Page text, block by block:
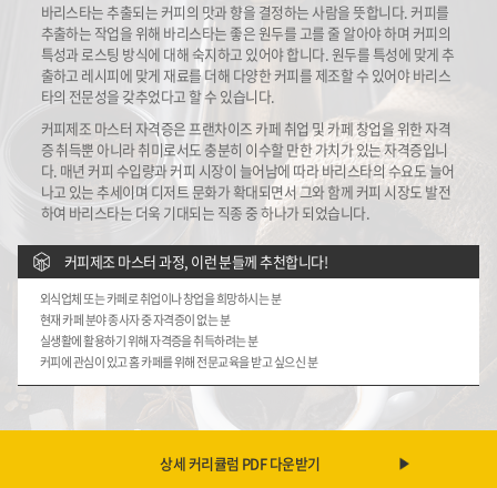
바리스타는 추출되는 커피의 맛과 향을 결정하는 사람을 뜻합니다. 커피를
추출하는 작업을 위해 바리스타는 좋은 원두를 고를 줄 알아야 하며 커피의
특성과 로스팅 방식에 대해 숙지하고 있어야 합니다. 원두를 특성에 맞게 추
출하고 레시피에 맞게 재료를 더해 다양한 커피를 제조할 수 있어야 바리스
타의 전문성을 갖추었다고 할 수 있습니다.
커피제조 마스터 자격증은 프랜차이즈 카페 취업 및 카페 창업을 위한 자격
증 취득뿐 아니라 취미로서도 충분히 이수할 만한 가치가 있는 자격증입니
다. 매년 커피 수입량과 커피 시장이 늘어남에 따라 바리스타의 수요도 늘어
나고 있는 추세이며 디저트 문화가 확대되면서 그와 함께 커피 시장도 발전
하여 바리스타는 더욱 기대되는 직종 중 하나가 되었습니다.
커피제조 마스터 과정, 이런 분들께 추천합니다!
외식업체 또는 카페로 취업이나 창업을 희망하시는 분
현재 카페 분야 종사자 중 자격증이 없는 분
실생활에 활용하기 위해 자격증을 취득하려는 분
커피에 관심이 있고 홈 카페를 위해 전문교육을 받고 싶으신 분
상세 커리큘럼 PDF 다운받기